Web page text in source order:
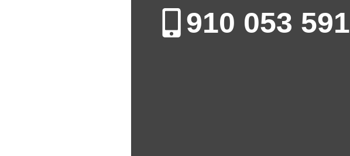
910 053 591